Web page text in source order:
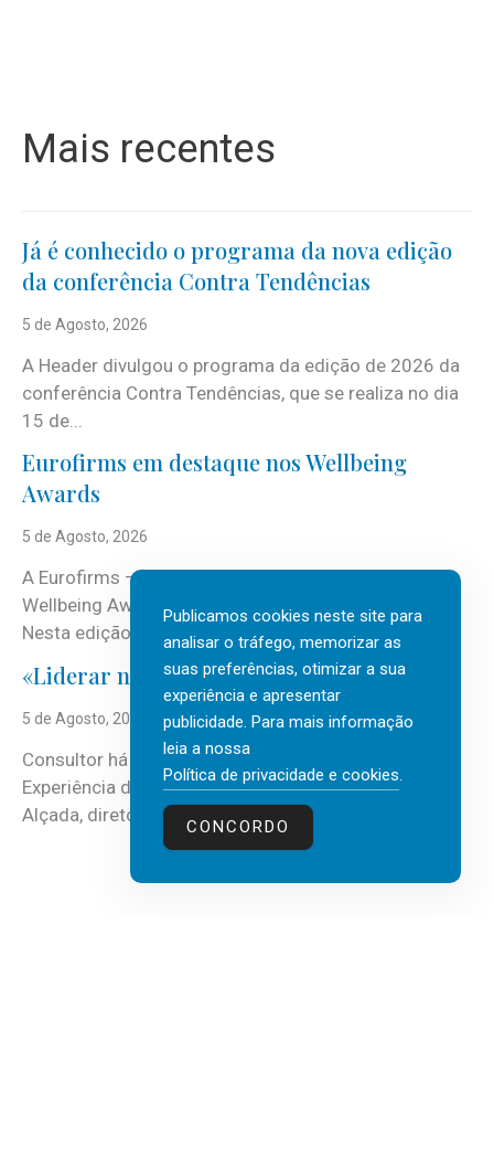
Mais recentes
Já é conhecido o programa da nova edição
da conferência Contra Tendências
5 de Agosto, 2026
A Header divulgou o programa da edição de 2026 da
conferência Contra Tendências, que se realiza no dia
15 de...
Eurofirms em destaque nos Wellbeing
Awards
5 de Agosto, 2026
A Eurofirms – People first está de regresso aos
Wellbeing Awards, integrando o Top Wellbeing 2026.
Nesta edição, a multinacional...
«Liderar não é um talento místico.»
5 de Agosto, 2026
Consultor há mais de três décadas nas áreas de
Experiência do Cliente, Vendas e Liderança, Manuel
Alçada, diretor executivo da...
Publicamos cookies neste site para
analisar o tráfego, memorizar as
suas preferências, otimizar a sua
experiência e apresentar
publicidade. Para mais informação
leia a nossa
Política de privacidade e cookies.
CONCORDO